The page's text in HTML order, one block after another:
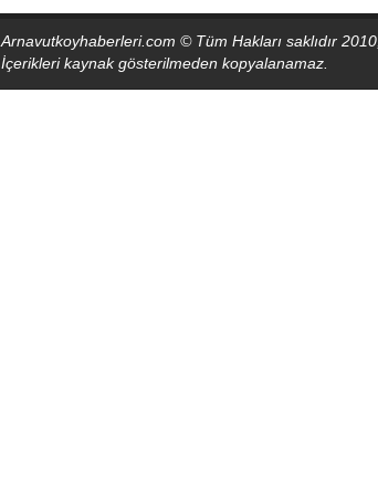
Arnavutkoyhaberleri.com © Tüm Hakları saklıdır 2010,
İçerikleri kaynak gösterilmeden kopyalanamaz.